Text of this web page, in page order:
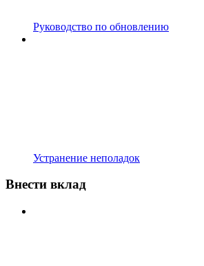
Руководство по обновлению
Устранение неполадок
Внести вклад